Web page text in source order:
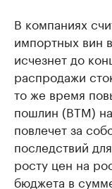
В компаниях
импортных вин
исчезнет до
распродажи
то же время
пошлин (ВТМ)
повлечет за
последствий
росту цен на
бюджета в